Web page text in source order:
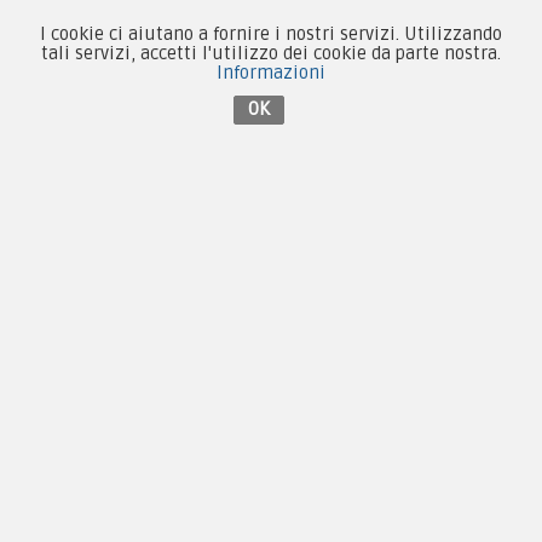
Contattaci su Facebook
I cookie ci aiutano a fornire i nostri servizi. Utilizzando
tali servizi, accetti l'utilizzo dei cookie da parte nostra.
Informazioni
OK